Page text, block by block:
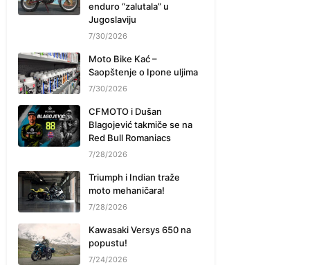
enduro “zalutala” u
Jugoslaviju
7/30/2026
Moto Bike Kać –
Saopštenje o Ipone uljima
7/30/2026
CFMOTO i Dušan
Blagojević takmiče se na
Red Bull Romaniacs
7/28/2026
Triumph i Indian traže
moto mehaničara!
7/28/2026
Kawasaki Versys 650 na
popustu!
7/24/2026